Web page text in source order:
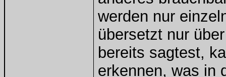
werden nur
übersetzt nur
bereits sagtest,
erkennen, was in